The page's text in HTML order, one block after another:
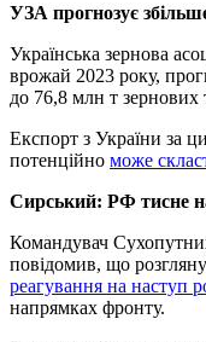
УЗА прогнозує
Українська зернова
врожай 2023 року,
до 76,8 млн т зернових
Експорт з України за
потенційно може
Сирський: РФ тисне
Командувач
повідомив, що
реагування на наступ
напрямках фронту.